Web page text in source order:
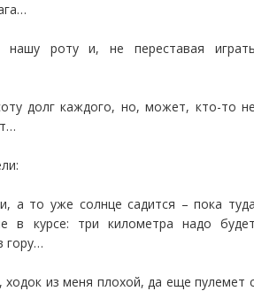
нашу роту и, не переставая
долг каждого, но, может, кто-то
а то уже солнце садится – пока
в курсе: три километра надо
гору…
ходок из меня плохой, да еще пулемет